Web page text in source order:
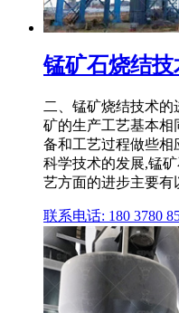
锰矿石烧结技
二、锰矿烧结技术
矿的生产工艺基本相
备和工艺过程做些相
科学技术的发展,锰
艺方面的进步主要有
联系电话: 180 3780